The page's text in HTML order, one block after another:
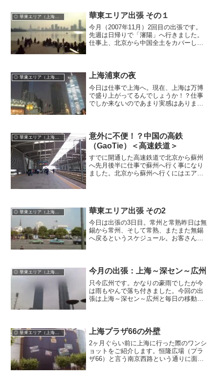
華東エリア出張 その１
今月（2007年11月）2回目の出張です。
先週は日帰りで「瀋陽」へ行きました。
仕事上、北京から中国全土をカバーして
を中心に江蘇省、...
上海浦東の夜
今日は仕事で上海へ。現在、上海は万博
で盛り上がってるんでしょうか！？仕事
でしか来ないのであまり実感はありませ
トアップがきれいですね。...
◎ 華東エリア（上海ほか）
意外に不便！？中国の高鉄
（GaoTie）＜高速鉄道＞
すでに開通した高速鉄道で北京から蘇州
へ先月後半に仕事で蘇州へ行く事になり
ました。北京から蘇州へ行くにはエア便
華東エリア出張 その2
今日は出張の3日目。常州と常熟昨日は無
錫から常州、そして常熟、またまた無錫
へ戻るというスケジュール。お客さんの
違いました。上海ともそ...
◎ 華東エリア（上海ほか） 今月の出張：上海～深セン～広州
只今広州です。かなりの豪雨でしたが今
は雨もやんで落ち付きました。今回の出
張は上海～深セン～広州と毎日の移動で
上海ではあの話題のビル「...
◎ 華東エリア（上海ほか） 上海プラザ66の外壁
2ヶ月ぐらい前に上海に行った際のワンシ
ョットをご紹介します。恒隆広場（プラ
ザ66）と言う南京西路という通りに面す